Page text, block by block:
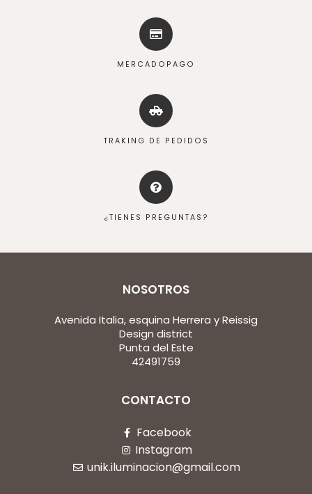
MERCADOPAGO
TRAKING DE PEDIDOS
¿TIENES PREGUNTAS?
NOSOTROS
Avenida Italia, esquina Herrera y Reissig
Design district
Punta del Este
42491759
CONTACTO
Facebook
Instagram
unik.iluminacion@gmail.com